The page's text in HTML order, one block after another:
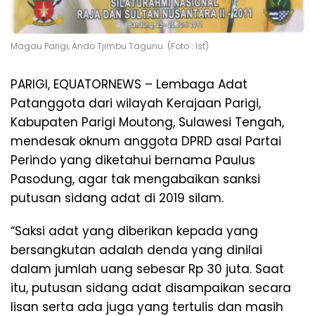
Magau Parigi, Ando Tjimbu Tagunu. (Foto : Ist)
PARIGI, EQUATORNEWS – Lembaga Adat
Patanggota dari wilayah Kerajaan Parigi,
Kabupaten Parigi Moutong, Sulawesi Tengah,
mendesak oknum anggota DPRD asal Partai
Perindo yang diketahui bernama Paulus
Pasodung, agar tak mengabaikan sanksi
putusan sidang adat di 2019 silam.
“Saksi adat yang diberikan kepada yang
bersangkutan adalah denda yang dinilai
dalam jumlah uang sebesar Rp 30 juta. Saat
itu, putusan sidang adat disampaikan secara
lisan serta ada juga yang tertulis dan masih